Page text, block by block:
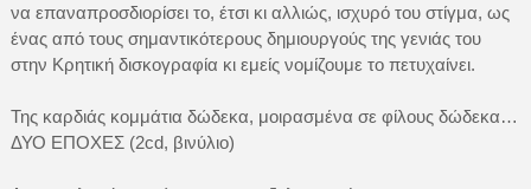
να επαναπροσδιορίσει το, έτσι κι αλλιώς, ισχυρό του στίγμα, ως
ένας από τους σημαντικότερους δημιουργούς της γενιάς του
στην Κρητική δισκογραφία κι εμείς νομίζουμε το πετυχαίνει.
Της καρδιάς κομμάτια δώδεκα, μοιρασμένα σε φίλους δώδεκα…
ΔΥΟ ΕΠΟΧΕΣ (2cd, βινύλιο)